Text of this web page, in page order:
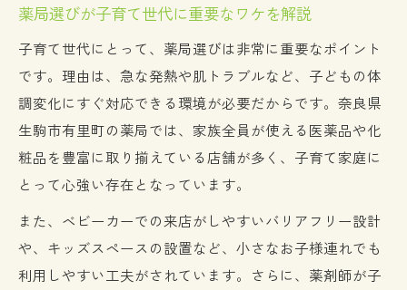
薬局選びが子育て世代に重要なワケを解説
子育て世代にとって、薬局選びは非常に重要なポイント
です。理由は、急な発熱や肌トラブルなど、子どもの体
調変化にすぐ対応できる環境が必要だからです。奈良県
生駒市有里町の薬局では、家族全員が使える医薬品や化
粧品を豊富に取り揃えている店舗が多く、子育て家庭に
とって心強い存在となっています。
また、ベビーカーでの来店がしやすいバリアフリー設計
や、キッズスペースの設置など、小さなお子様連れでも
利用しやすい工夫がされています。さらに、薬剤師が子